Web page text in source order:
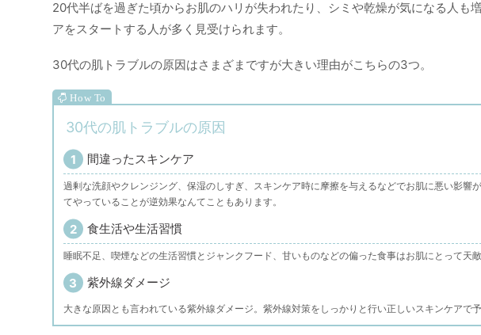
20代半ばを過ぎた頃からお肌のハリが失われたり、シミや乾燥が気になる人も
アをスタートする人が多く見受けられます。
30代の肌トラブルの原因はさまざまですが大きい理由がこちらの3つ。
30代の肌トラブルの原因
間違ったスキンケア
過剰な洗顔やクレンジング、保湿のしすぎ、スキンケア時に摩擦を与えるなどでお肌に悪い影響
てやっていることが逆効果なんてこともあります。
食生活や生活習慣
睡眠不足、喫煙などの生活習慣とジャンクフード、甘いものなどの偏った食事はお肌にとって天敵
紫外線ダメージ
大きな原因とも言われている紫外線ダメージ。紫外線対策をしっかりと行い正しいスキンケアで予